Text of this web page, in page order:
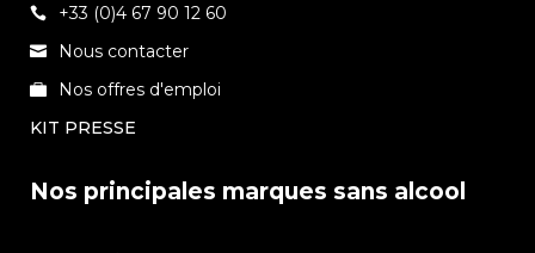
+33 (0)4 67 90 12 60
Nous contacter
Nos offres d'emploi
KIT PRESSE
Nos principales marques sans alcool